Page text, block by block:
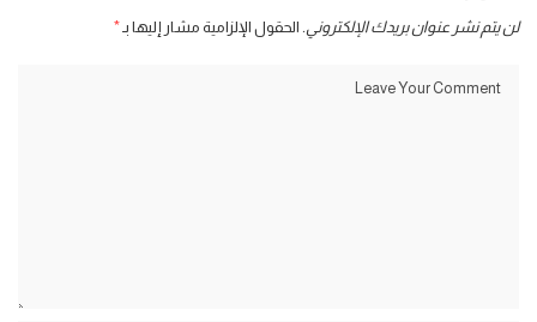
لن يتم نشر عنوان بريدك الإلكتروني. الحقول الإلزامية مشار إليها بـ *